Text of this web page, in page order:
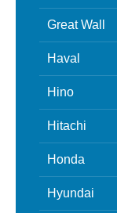
Great Wall
Haval
Hino
Hitachi
Honda
Hyundai